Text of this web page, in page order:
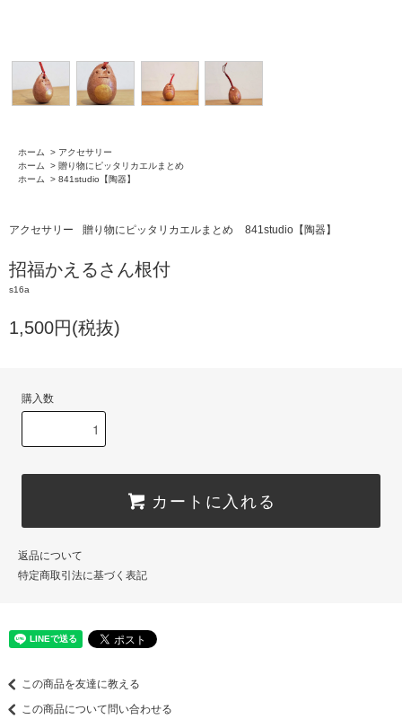
ホーム > アクセサリー
ホーム
> 贈り物にピッタリカエルまとめ
ホーム
> 841studio【陶器】
アクセサリー 贈り物にピッタリカエルまとめ 841studio【陶器】
招福かえるさん根付
s16a
1,500円(税抜)
購入数
カートに入れる
返品について
特定商取引法に基づく表記
この商品を友達に教える
この商品について問い合わせる